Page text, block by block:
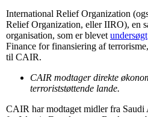
International Relief Organization
Relief Organization, eller IIRO), en
organisation, som er blevet undersøgt
Finance for finansiering af
til CAIR.
CAIR modtager direkte
terroriststøttende lande.
CAIR har modtaget midler fra Saudi